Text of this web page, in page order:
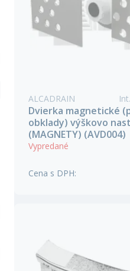
ALCADRAIN
Dvierka magnetické
obklady) výškovo
(MAGNETY) (AVD004)
Vypredané
Cena s DPH: